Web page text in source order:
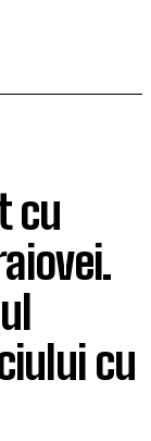
cu
cu